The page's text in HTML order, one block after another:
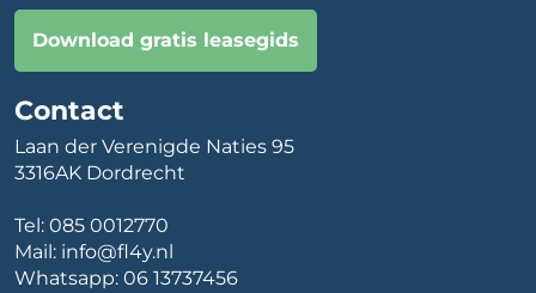
Download gratis leasegids
Contact
Laan der Verenigde Naties 95
3316AK Dordrecht
Tel: 085 0012770
Mail: info@fl4y.nl
Whatsapp: 06 13737456